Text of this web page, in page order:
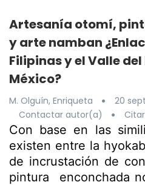
Artesanía otomí,
y arte namban
Filipinas y el Valle
México?
M. Olguín, Enriqueta
20
Contactar autor(a)
Citar
Con base en las
existen entre la
de incrustación de
pintura enconchada